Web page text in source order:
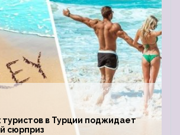
туристов в Турции поджидает
сюрприз